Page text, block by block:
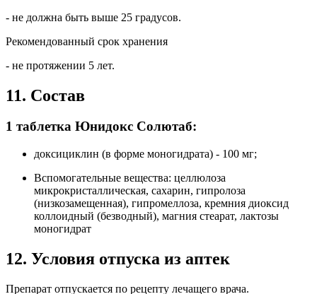
- не должна быть выше 25 градусов.
Рекомендованный срок хранения
- не протяжении 5 лет.
11. Состав
1 таблетка Юнидокс Солютаб:
доксициклин (в форме моногидрата) - 100 мг;
Вспомогательные вещества: целлюлоза
микрокристаллическая, сахарин, гипролоза
(низкозамещенная), гипромеллоза, кремния диоксид
коллоидный (безводный), магния стеарат, лактозы
моногидрат
12. Условия отпуска из аптек
Препарат отпускается по рецепту лечащего врача.